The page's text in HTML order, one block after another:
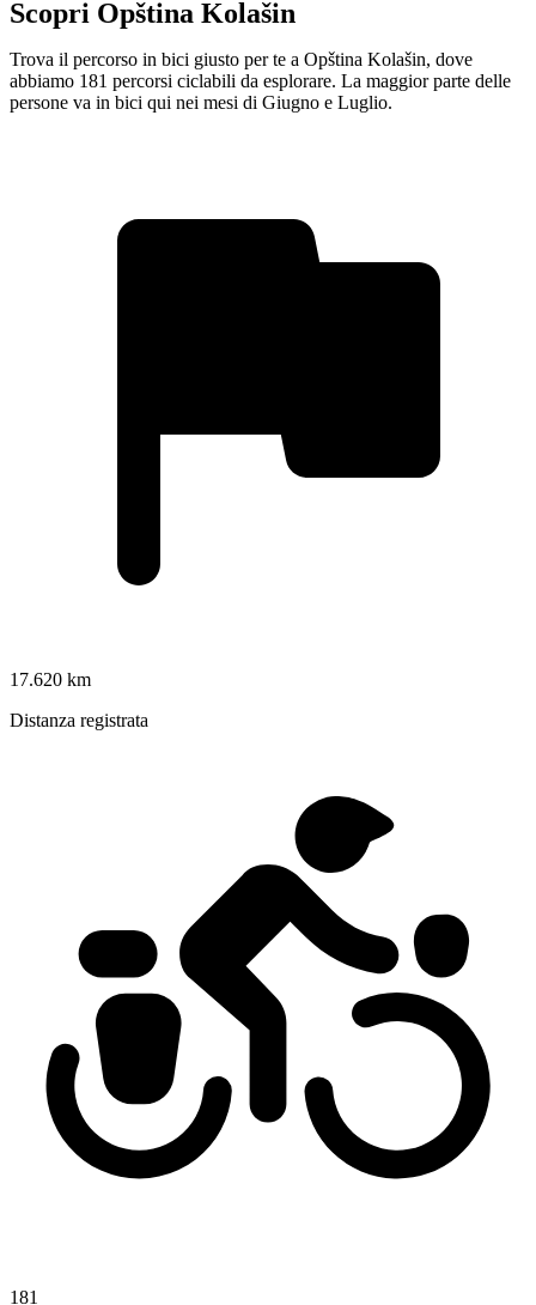
Scopri Opština Kolašin
Trova il percorso in bici giusto per te a Opština Kolašin, dove
abbiamo 181 percorsi ciclabili da esplorare. La maggior parte delle
persone va in bici qui nei mesi di Giugno e Luglio.
17.620 km
Distanza registrata
181